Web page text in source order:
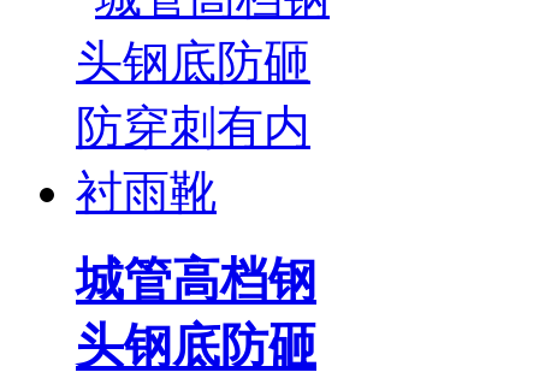
城管高档钢
头钢底防砸